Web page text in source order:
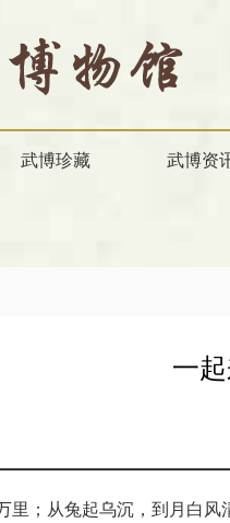
今天是：2026-
武博珍藏 武博资
一
里；从兔起乌沉，到月白